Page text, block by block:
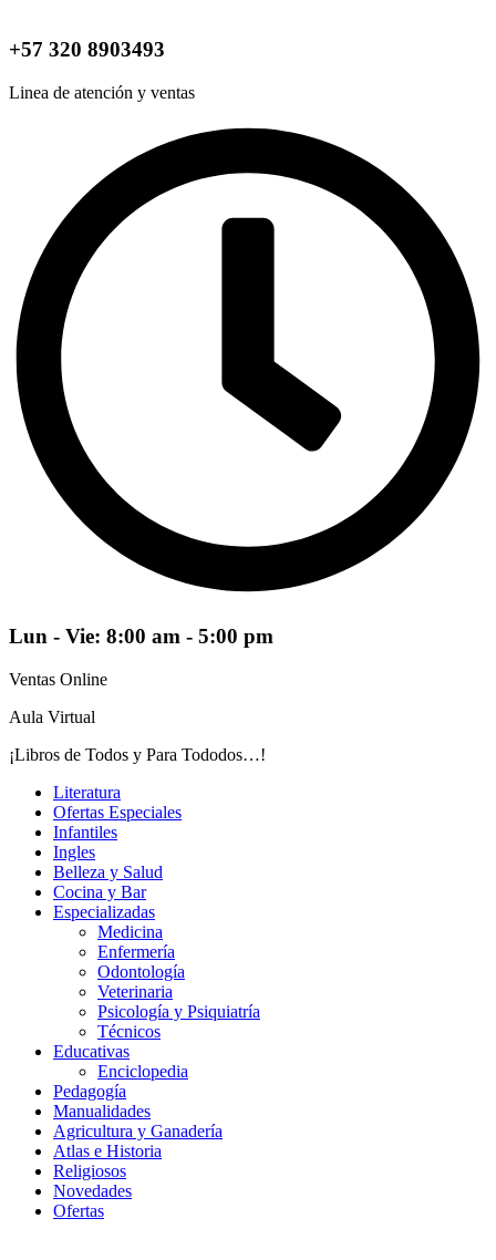
+57 320 8903493
Linea de atención y ventas
Lun - Vie: 8:00 am - 5:00 pm
Ventas Online
Aula Virtual
¡Libros de Todos y Para Tododos…!
Literatura
Ofertas Especiales
Infantiles
Ingles
Belleza y Salud
Cocina y Bar
Especializadas
Medicina
Enfermería
Odontología
Veterinaria
Psicología y Psiquiatría
Técnicos
Educativas
Enciclopedia
Pedagogía
Manualidades
Agricultura y Ganadería
Atlas e Historia
Religiosos
Novedades
Ofertas